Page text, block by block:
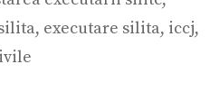
, executare silita, iccj,